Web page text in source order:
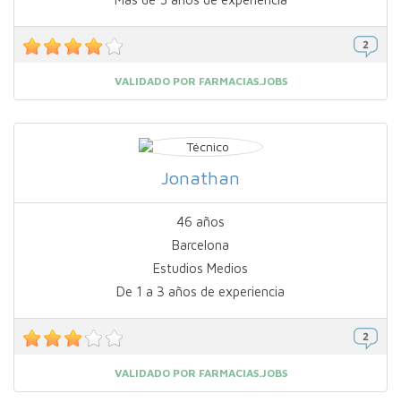
VALIDADO POR FARMACIAS.JOBS
Jonathan
46 años
Barcelona
Estudios Medios
De 1 a 3 años de experiencia
VALIDADO POR FARMACIAS.JOBS